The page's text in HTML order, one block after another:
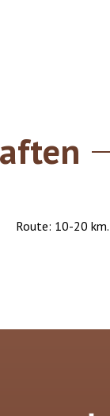
Route: 10-20 km.